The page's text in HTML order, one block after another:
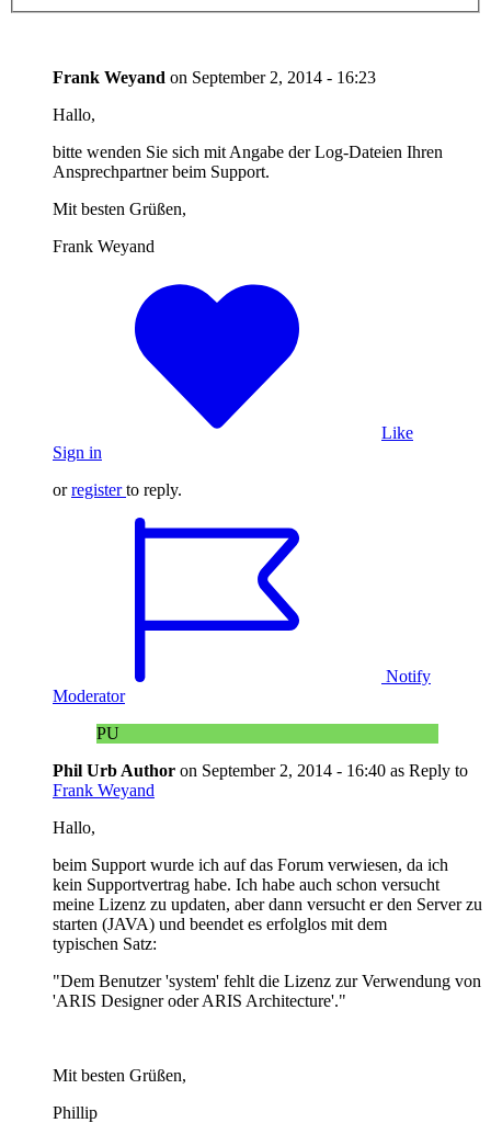
Frank Weyand on September 2, 2014 - 16:23
Hallo,
bitte wenden Sie sich mit Angabe der Log-Dateien Ihren
Ansprechpartner beim Support.
Mit besten Grüßen,
Frank Weyand
Like
Sign in
orregister to reply.
Notify
Moderator
PU
Phil Urb Author on September 2, 2014 - 16:40 as Reply to
Frank Weyand
Hallo,
beim Support wurde ich auf das Forum verwiesen, da ich
kein Supportvertrag habe. Ich habe auch schon versucht
meine Lizenz zu updaten, aber dann versucht er den Server zu
starten (JAVA) und beendet es erfolglos mit dem
typischen Satz:
"Dem Benutzer 'system' fehlt die Lizenz zur Verwendung von
'ARIS Designer oder ARIS Architecture'."
Mit besten Grüßen,
Phillip